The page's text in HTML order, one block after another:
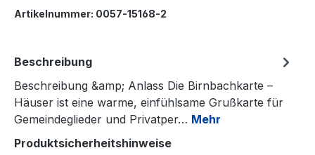
Artikelnummer: 0057-15168-2
Beschreibung
Beschreibung &amp; Anlass Die Birnbachkarte –
Häuser ist eine warme, einfühlsame Grußkarte für
Gemeindeglieder und Privatper… Mehr
Produktsicherheitshinweise